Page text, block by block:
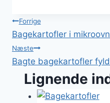
Forrige
Bagekartofler i
Næste
Bagte bagekartofler
Lignende